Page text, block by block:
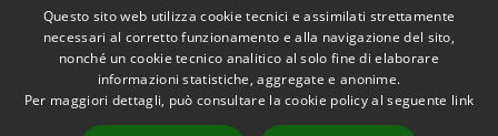
RSS
Accessibilità
Cookie
© 2021 - 2026 Comune di
Chiavari -Area Riservata
Questo sito web utilizza cookie tecnici e assimilati strettamente
necessari al corretto funzionamento e alla navigazione del sito,
nonché un cookie tecnico analitico al solo fine di elaborare
informazioni statistiche, aggregate e anonime.
Per maggiori dettagli, può consultare la cookie policy al seguente link